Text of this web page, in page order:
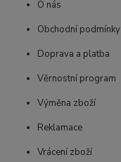
O nás
Obchodní podmínky
Doprava a platba
Věrnostní program
Výměna zboží
Reklamace
Vrácení zboží